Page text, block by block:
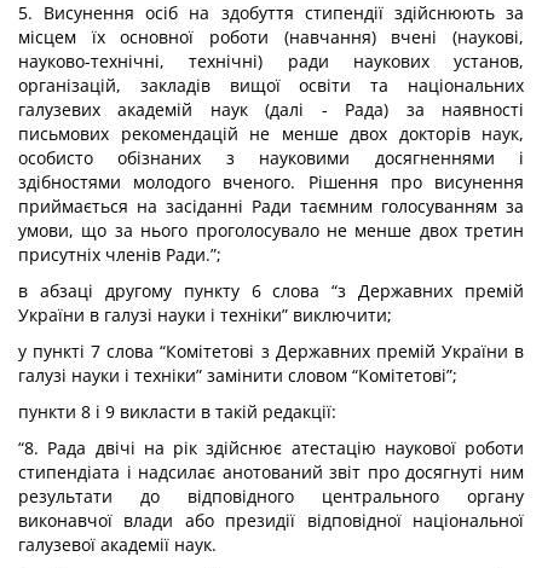
5. Висунення осіб на здобуття стипендії здійснюють за
місцем їх основної роботи (навчання) вчені (наукові,
науково-технічні, технічні) ради наукових установ,
організацій, закладів вищої освіти та національних
галузевих академій наук (далі - Рада) за наявності
письмових рекомендацій не менше двох докторів наук,
особисто обізнаних з науковими досягненнями і
здібностями молодого вченого. Рішення про висунення
приймається на засіданні Ради таємним голосуванням за
умови, що за нього проголосувало не менше двох третин
присутніх членів Ради.”;
в абзаці другому пункту 6 слова “з Державних премій
України в галузі науки і техніки” виключити;
у пункті 7 слова “Комітетові з Державних премій України в
галузі науки і техніки” замінити словом “Комітетові”;
пункти 8 і 9 викласти в такій редакції:
“8. Рада двічі на рік здійснює атестацію наукової роботи
стипендіата і надсилає анотований звіт про досягнуті ним
результати до відповідного центрального органу
виконавчої влади або президії відповідної національної
галузевої академії наук.